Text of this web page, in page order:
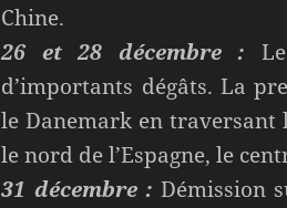
Chine.
26 et 28 décembre :
d’importants dégâts. La
le Danemark en traversant
le nord de l’Espagne, le
31 décembre : Démission